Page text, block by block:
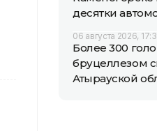
десятки
06 августа 2026,
Более 300
бруцеллезом
Атырауской